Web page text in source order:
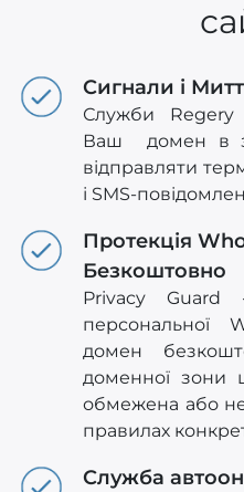
Сигнали і
Служби Regery
Ваш домен в
відправляти
і SMS-
Протекція
Безкоштовно
Privacy Guard
персональної
домен
доменної зони
обмежена або
правилах
Служба